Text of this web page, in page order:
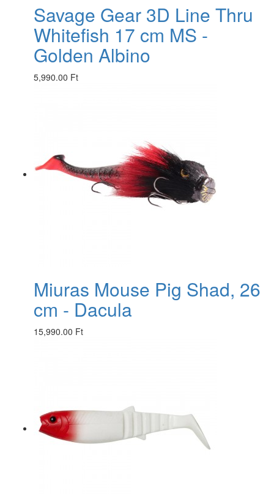
Savage Gear 3D Line Thru
Whitefish 17 cm MS -
Golden Albino
5,990.00 Ft
Miuras Mouse Pig Shad, 26
cm - Dacula
15,990.00 Ft